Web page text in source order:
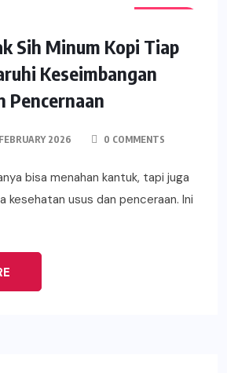
Sih Minum Kopi Tiap
Keseimbangan
Pencernaan
2026 0 COMMENTS
bisa menahan kantuk, tapi juga
kesehatan usus dan penceraan. Ini